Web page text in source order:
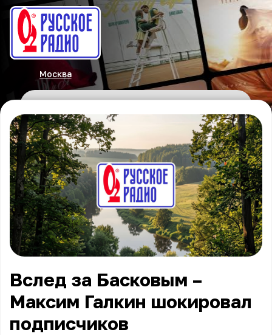
Москва
Вслед за Басковым –
Максим Галкин шокировал
подписчиков